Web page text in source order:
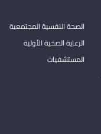
الصحة النفسية المجتمعية
الرعاية الصحية الأولية
المستشفيات